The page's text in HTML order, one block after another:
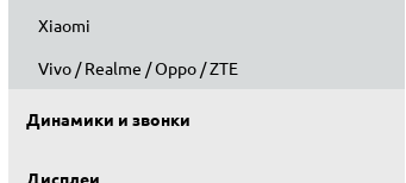
Xiaomi
Vivo / Realme / Oppo / ZTE
Динамики и звонки
Дисплеи